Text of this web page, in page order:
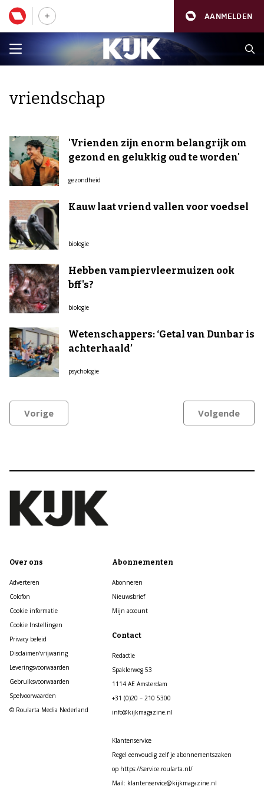
AANMELDEN
vriendschap
'Vrienden zijn enorm belangrijk om
gezond en gelukkig oud te worden'
gezondheid
Kauw laat vriend vallen voor voedsel
biologie
Hebben vampiervleermuizen ook
bff's?
biologie
Wetenschappers: ‘Getal van Dunbar is
achterhaald’
psychologie
Vorige Volgende
Over ons
Adverteren
Colofon
Cookie informatie
Cookie Instellingen
Privacy beleid
Disclaimer/vrijwaring
Leveringsvoorwaarden
Gebruiksvoorwaarden
Spelvoorwaarden
© Roularta Media Nederland
Abonnementen
Abonneren
Nieuwsbrief
Mijn account
Contact
Redactie
Spaklerweg 53
1114 AE Amsterdam
+31 (0)20 – 210 5300
info@kijkmagazine.nl
Klantenservice
Regel eenvoudig zelf je abonnementszaken
op https://service.roularta.nl/
Mail: klantenservice@kijkmagazine.nl